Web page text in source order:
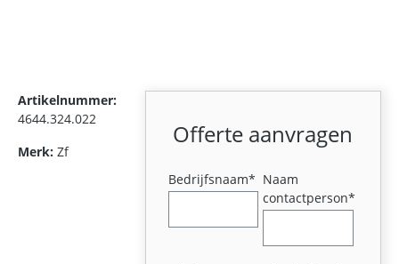
Artikelnummer:
4644.324.022
Merk: Zf
Offerte aanvragen
Bedrijfsnaam* Naam
contactperson*